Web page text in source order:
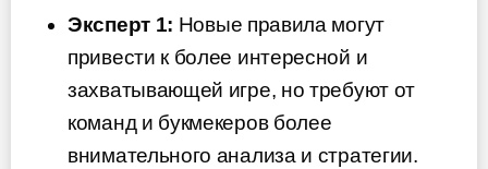
Эксперт 1: Новые правила могут
привести к более интересной и
захватывающей игре, но требуют от
команд и букмекеров более
внимательного анализа и стратегии.